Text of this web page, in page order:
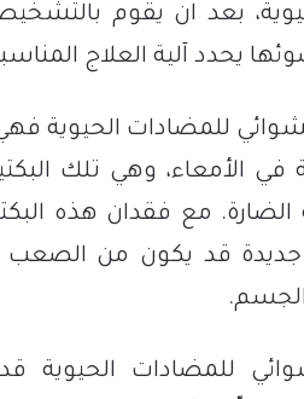
بعد ان يقوم
يحدد آلية العلاج
للمضادات الحيوية
في الأمعاء، وهي تلك
الضارة. مع فقدان هذه
جديدة قد يكون من الصعب
الجسم.
للمضادات الحيوية